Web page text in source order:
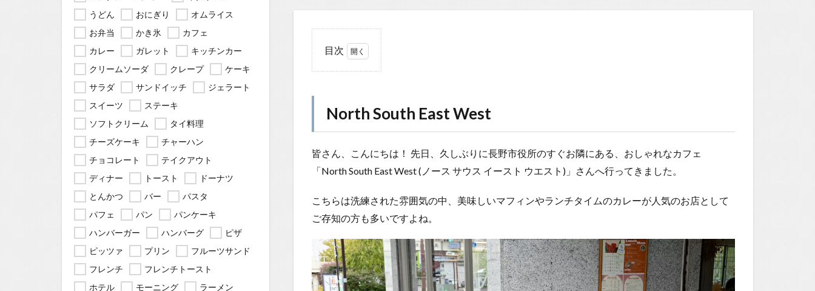
目次
East
West
場所
1.2
Tube
1.2.1
はいし
ゃの食
べ歩き
You
Tubeチ
North South East West
皆さん、こんにちは！ 先日、久しぶりに長野市役所のすぐお隣にある、おしゃれなカフェ
「North South East West (ノース サウス イースト ウエスト)」さんへ行ってきました。
こちらは洗練された雰囲気の中、美味しいマフィンやランチタイムのカレーが人気のお店として
ご存知の方も多いですよね。
うどん
おにぎり
オムライス
お弁当
かき氷
カフェ
カレー
ガレット
キッチンカー
クリームソーダ
クレープ
ケーキ
サラダ
サンドイッチ
ジェラート
スイーツ
ステーキ
ソフトクリーム
タイ料理
チーズケーキ
チャーハン
チョコレート
テイクアウト
ディナー
トースト
ドーナツ
とんかつ
バー
パスタ
パフェ
パン
パンケーキ
ハンバーガー
ハンバーグ
ピザ
ピッツァ
プリン
フルーツサンド
フレンチ
フレンチトースト
ホテル
モーニング
ラーメン